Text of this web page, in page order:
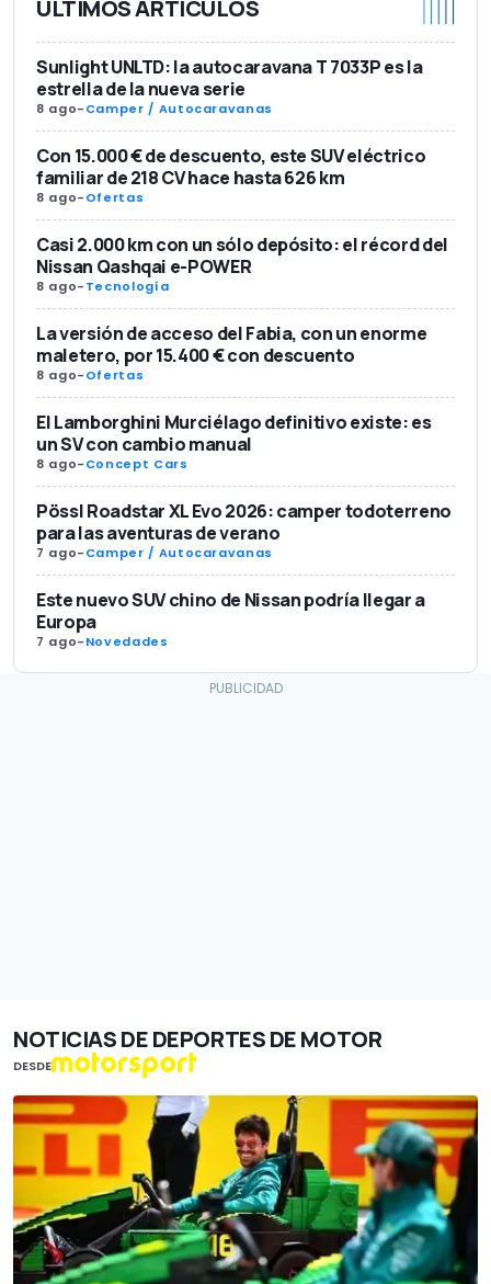
ÚLTIMOS ARTÍCULOS
Sunlight UNLTD: la autocaravana T 7033P es la
estrella de la nueva serie
8 ago-Camper / Autocaravanas
Con 15.000 € de descuento, este SUV eléctrico
familiar de 218 CV hace hasta 626 km
8 ago-Ofertas
Casi 2.000 km con un sólo depósito: el récord del
Nissan Qashqai e-POWER
8 ago-Tecnología
La versión de acceso del Fabia, con un enorme
maletero, por 15.400 € con descuento
8 ago-Ofertas
El Lamborghini Murciélago definitivo existe: es
un SV con cambio manual
8 ago-Concept Cars
Pössl Roadstar XL Evo 2026: camper todoterreno
para las aventuras de verano
7 ago-Camper / Autocaravanas
Este nuevo SUV chino de Nissan podría llegar a
Europa
7 ago-Novedades
NOTICIAS DE DEPORTES DE MOTOR
DESDE